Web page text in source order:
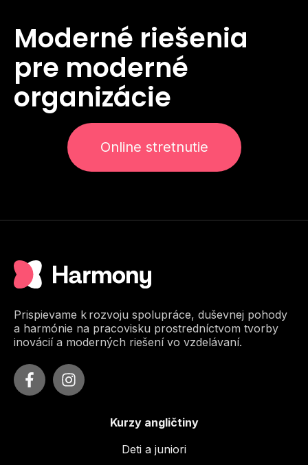
Moderné riešenia
pre moderné
organizácie
Online stretnutie
Prispievame k rozvoju spolupráce, duševnej pohody
a harmónie na pracovisku prostredníctvom tvorby
inovácií a moderných riešení vo vzdelávaní.
Kurzy angličtiny
Deti a juniori